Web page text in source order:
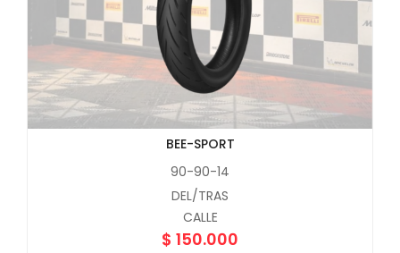
BEE-SPORT
90-90-14
DEL/TRAS
CALLE
$ 150.000